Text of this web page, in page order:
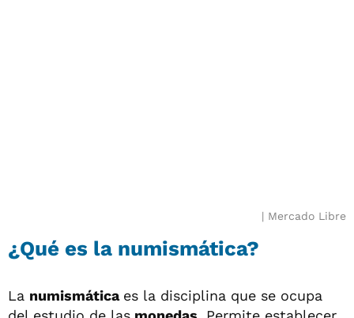
Mercado Libre
¿Qué es la numismática?
La numismática es la disciplina que se ocupa